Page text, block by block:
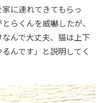
に連れてきてもらっ
らくんを威嚇したが、
んで大丈夫、猫は上下
んです」と説明してく